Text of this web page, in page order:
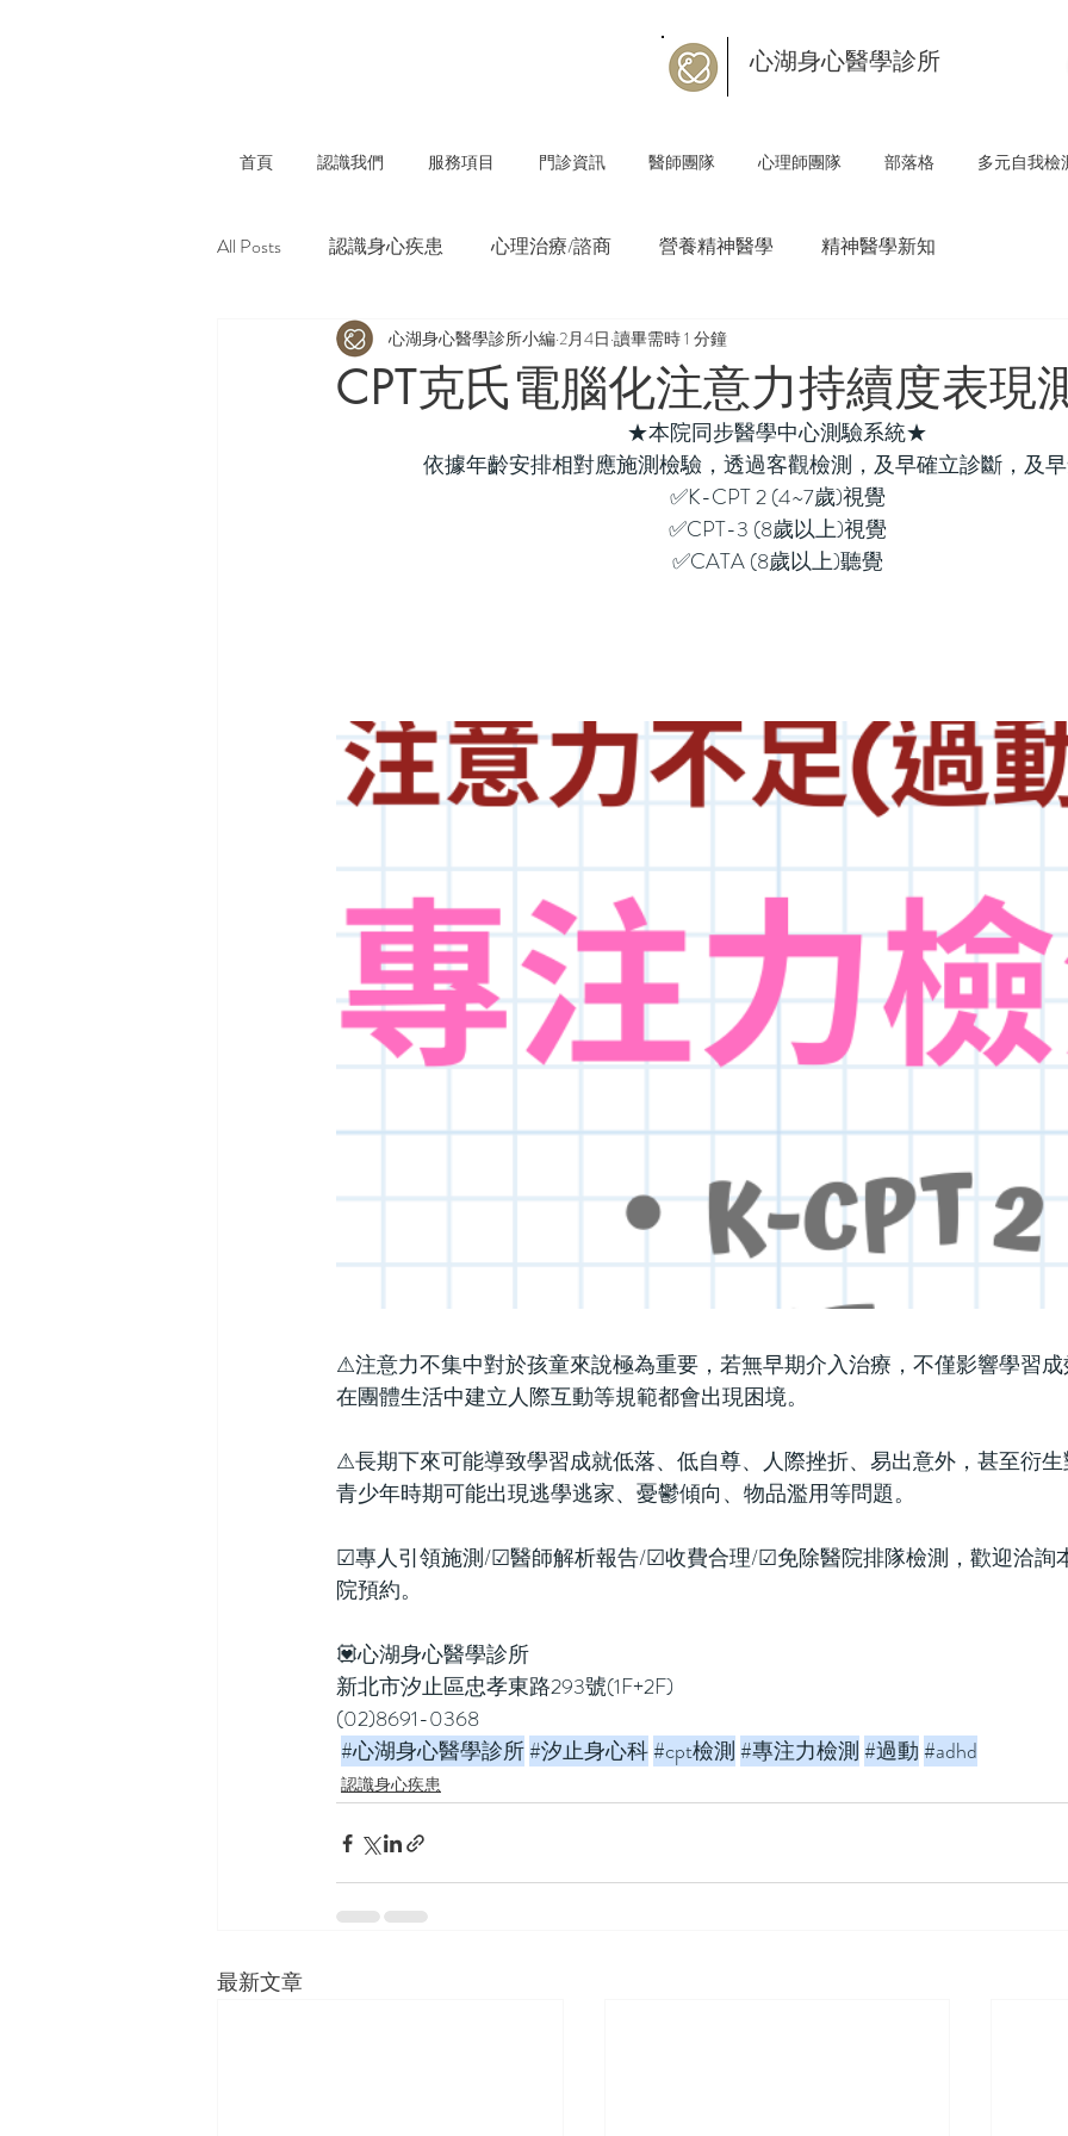
心湖身心醫學診所
首頁 認識我們 服務項目 門診資訊 醫師團隊 心理師團隊 部落格 多元自我檢
All Posts 認識身心疾患 心理治療/諮商 營養精神醫學 精神醫學新知
CPT克氏電腦化注意力持續度表現
心湖身心醫學診所小編 2月4日 讀畢需時 1 分鐘
★本院同步醫學中心測驗系統★
依據年齡安排相對應施測檢驗，透過客觀檢測，及早確立診斷，及
✅K-CPT 2 (4~7歲)視覺
✅CPT-3 (8歲以上)視覺
✅CATA (8歲以上)聽覺
⚠注意力不集中對於孩童來說極為重要，若無早期介入治療，不僅影響學習
在團體生活中建立人際互動等規範都會出現困境。
⚠長期下來可能導致學習成就低落、低自尊、人際挫折、易出意外，甚至衍
青少年時期可能出現逃學逃家、憂鬱傾向、物品濫用等問題。
☑專人引領施測/☑醫師解析報告/☑收費合理/☑免除醫院排隊檢測，歡迎洽詢
院預約。
💟心湖身心醫學診所
新北市汐止區忠孝東路293號(1F+2F)
(02)8691-0368
#心湖身心醫學診所#汐止身心科#cpt檢測#專注力檢測#過動#adhd
認識身心疾患
最新文章